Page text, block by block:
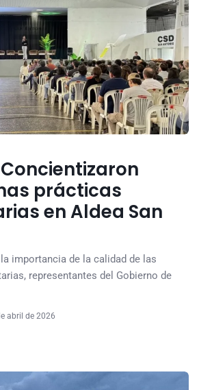
Concientizaron
prácticas
en Aldea San
importancia de la calidad de las
representantes del Gobierno de
abril de 2026